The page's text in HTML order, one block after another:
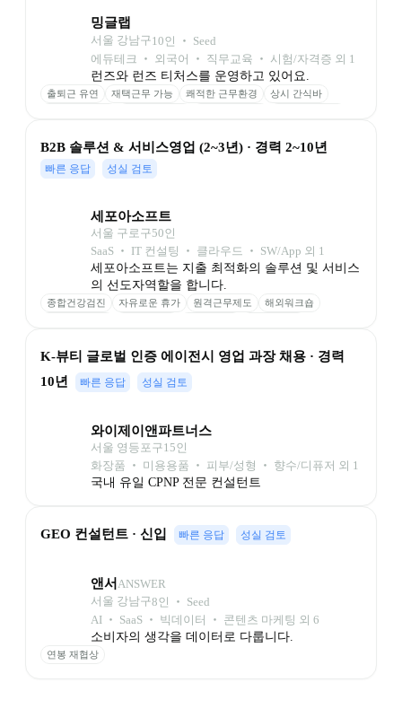
밍글랩
서울 강남구10인 ‧ Seed
에듀테크 ‧ 외국어 ‧ 직무교육 ‧ 시험/자격증 외 1
출퇴근 유연 재택근무 가능 쾌적한 근무환경
상시 간식바
B2B 솔루션 & 서비스영업 (2~3년) · 경력 2~10년
빠른 응답 성실 검토
세포아소프트
서울 구로구50인
SaaS ‧ IT 컨설팅 ‧ 클라우드 ‧ SW/App 외 1
세포아소프트는 지출 최적화의 솔루션 및 서비스
의 선도자역할을 합니다.
종합건강검진 자유로운 휴가 원격근무제도
해외워크숍
명절 선물
K-뷰티 글로벌 인증 에이전시 영업 과장 채용 · 경력
10년
빠른 응답 성실 검토
와이제이앤파트너스
서울 영등포구15인
화장품 ‧ 미용용품 ‧ 피부/성형 ‧ 향수/디퓨저 외 1
국내 유일 CPNP 전문 컨설턴트
GEO 컨설턴트 · 신입 빠른 응답 성실 검토
앤서 ANSWER
서울 강남구8인 ‧ Seed
AI ‧ SaaS ‧ 빅데이터 ‧ 콘텐츠 마케팅 외 6
소비자의 생각을 데이터로 다룹니다.
연봉 재협상